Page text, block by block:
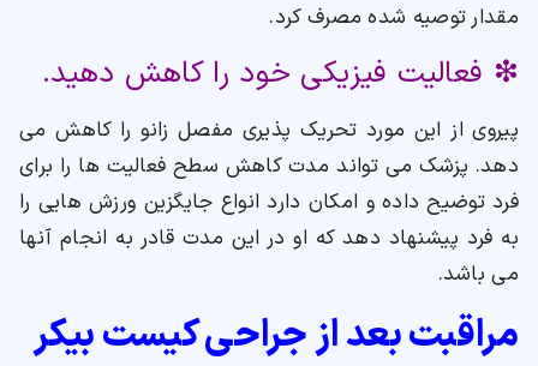
مقدار توصیه شده مصرف کرد.
❇ فعالیت فیزیکی خود را کاهش دهید.
پیروی از این مورد تحریک پذیری مفصل زانو را کاهش می
دهد. پزشک می تواند مدت کاهش سطح فعالیت ها را برای
فرد توضیح داده و امکان دارد انواع جایگزین ورزش هایی را
به فرد پیشنهاد دهد که او در این مدت قادر به انجام آنها
می باشد.
مراقبت بعد از جراحی کیست بیکر